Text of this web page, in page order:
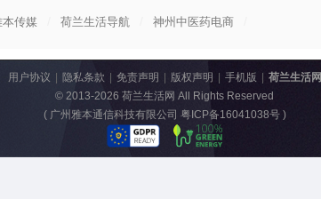
本传媒 荷兰生活导航 神州中医药电商
用户协议 隐私条款 免责声明 版权声明 手机版
荷兰生活网
© 2013-2026 荷兰生活网 All Rights Reserved
( 广州雅本通信科技有限公司 粤ICP备16041038号)